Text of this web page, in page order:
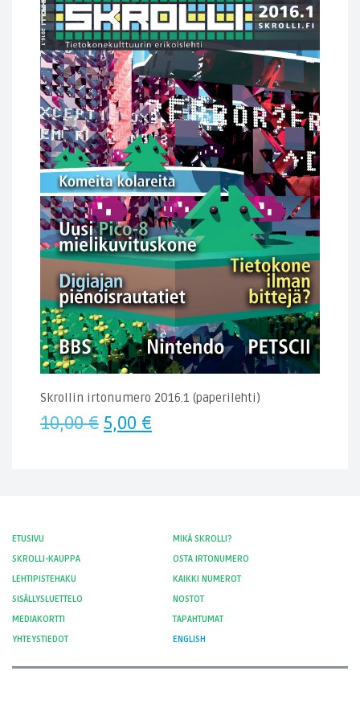
9,90 €.5,00 €.
Skrollin irtonumero 2016.1 (paperilehti)
10,00€ Alkuperäinen
5,00 €Nykyinen
ETUSIVU
MIKÄ SKROLLI?
SKROLLI-KAUPPA
OSTA IRTONUMERO
LEHTIPISTEHAKU
KAIKKI NUMEROT
SISÄLLYSLUETTELO
NOSTOT
MEDIAKORTTI
TAPAHTUMAT
YHTEYSTIEDOT
ENGLISH